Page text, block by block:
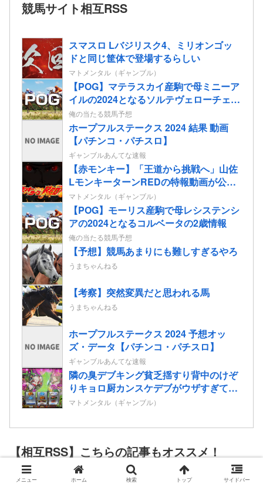
競馬サイト相互RSS
スマスロ Lバジリスク4、ミリオンゴッ
ドと同じ筐体で登場するらしい
マトメンタル（ギャンブル）
【POG】マテラスカイ産駒で母ミニーア
イルの2024となるソルテヴェローチェの
2歳情報
俺の当たる競馬予想
ホープフルステークス 2024 結果 動画
【パチンコ・パチスロ】
ギャンブルあんてな速報
【赤モンキー】「王道から挑戦へ」山佐
LモンキーターンREDの特報動画が公
開！
マトメンタル（ギャンブル）
【POG】モーリス産駒で母レシステンシ
アの2024となるコルベータの2歳情報
俺の当たる競馬予想
【予想】競馬あまりにも難しすぎるやろ
うまちゃんねる
【考察】突然変異だと思われる馬
うまちゃんねる
ホープフルステークス 2024 予想オッ
ズ・データ【パチンコ・パチスロ】
ギャンブルあんてな速報
隣の臭デブキング貧乏揺すり背中のけぞ
りキョロ厨カンスケデブがウザすぎて心
が折れそう…
マトメンタル（ギャンブル）
【相互RSS】こちらの記事もオススメ！
メニュー ホーム 検索 トップ サイドバー